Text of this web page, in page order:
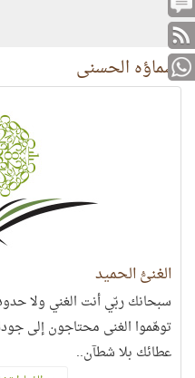
أسماؤه الحسنى
الغنيُّ الحميد
سبحانك ربّي أنت الغني ولا
توهّموا الغنى محتاجون إلى
عطائك بلا شطآن..